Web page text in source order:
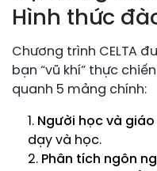
Hình thức
Chương trình CELTA
bạn “vũ khí” thực
quanh 5 mảng chính:
Người học và giáo
dạy và học.
Phân tích ngôn